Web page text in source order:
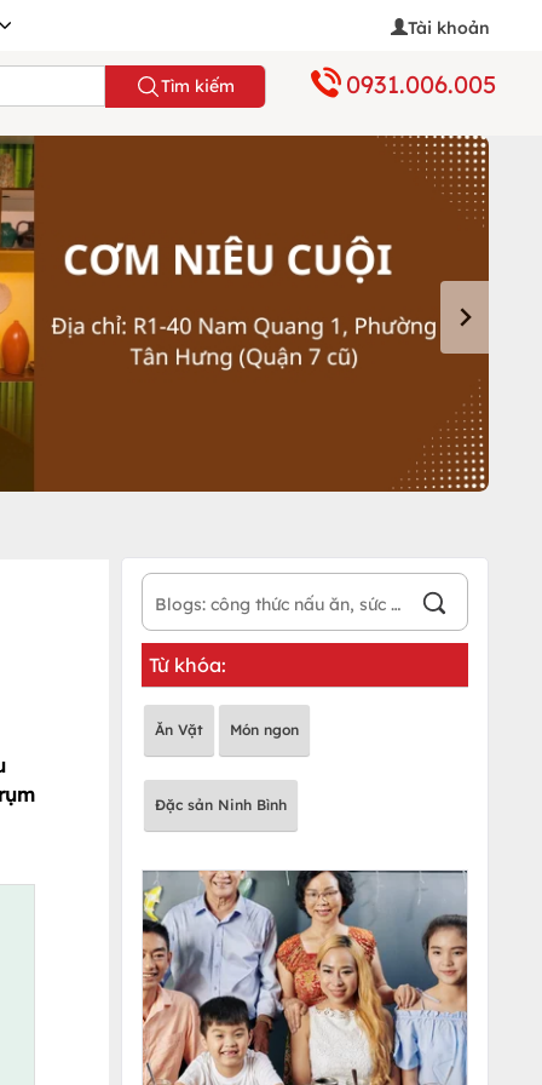
Tài khoản
Tìm kiếm 0931.006.005
Từ khóa:
Ăn Vặt Món ngon
Đặc sản Ninh Bình